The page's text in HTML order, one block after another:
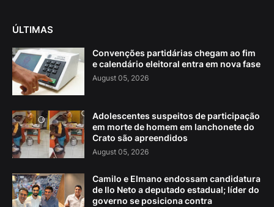
ÚLTIMAS
Convenções partidárias chegam ao fim
e calendário eleitoral entra em nova fase
August 05, 2026
Adolescentes suspeitos de participação
em morte de homem em lanchonete do
Crato são apreendidos
August 05, 2026
Camilo e Elmano endossam candidatura
de Ilo Neto a deputado estadual; líder do
governo se posiciona contra